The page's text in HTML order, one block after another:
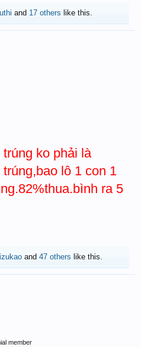
and 17 others like this.
ko phải là
lô 1 con 1
ra 5
and 47 others like this.
member